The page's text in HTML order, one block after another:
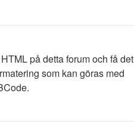
på detta forum och få det
som kan göras med